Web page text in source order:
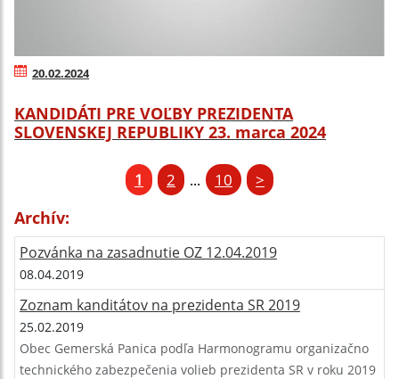
20.02.2024
KANDIDÁTI PRE VOĽBY PREZIDENTA
SLOVENSKEJ REPUBLIKY 23. marca 2024
1 2 ... 10 >
Archív:
Pozvánka na zasadnutie OZ 12.04.2019
08.04.2019
Zoznam kanditátov na prezidenta SR 2019
25.02.2019
Obec Gemerská Panica podľa Harmonogramu organizačno
technického zabezpečenia volieb prezidenta SR v roku 2019